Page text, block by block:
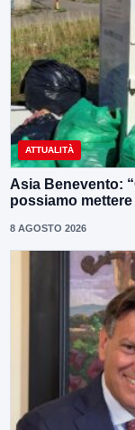
ATTUALITÀ
Asia Benevento:
possiamo
8 AGOSTO 2026